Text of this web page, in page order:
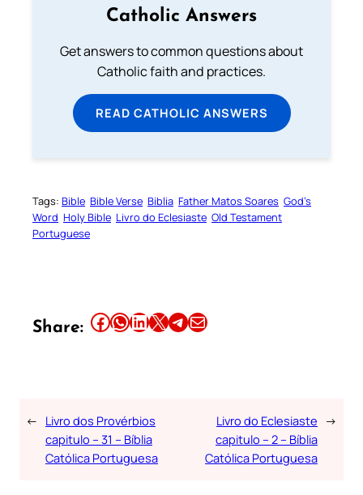
Catholic Answers
Get answers to common questions about
Catholic faith and practices.
READ CATHOLIC ANSWERS
Tags: Bible Bible Verse Biblia Father Matos Soares God’s
Word Holy Bible Livro do Eclesiaste Old Testament
Portuguese
Share: Share this article on Facebook Share this article on WhatsApp Share this article on LinkedIn Share this article on X Share this article on TelegramEmail this Article
← Livro dos Provérbios
capitulo – 31 – Bíblia
Católica Portuguesa
Livro do Eclesiaste
capitulo – 2 – Bíblia
Católica Portuguesa
→